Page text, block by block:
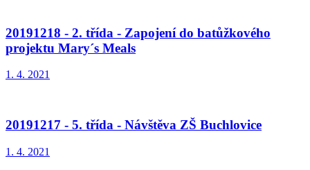
20191218 - 2. třída - Zapojení do batůžkového
projektu Mary´s Meals
1. 4. 2021
20191217 - 5. třída - Návštěva ZŠ Buchlovice
1. 4. 2021